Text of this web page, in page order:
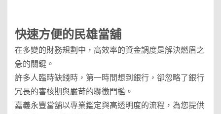
快速方便的民雄當舖
在多變的財務規劃中，高效率的資金調度是解決燃眉之
急的關鍵。
許多人臨時缺錢時，第一時間想到銀行，卻忽略了銀行
冗長的審核期與嚴苛的聯徵門檻。
嘉義永豐當舖以專業鑑定與高透明度的流程，為您提供